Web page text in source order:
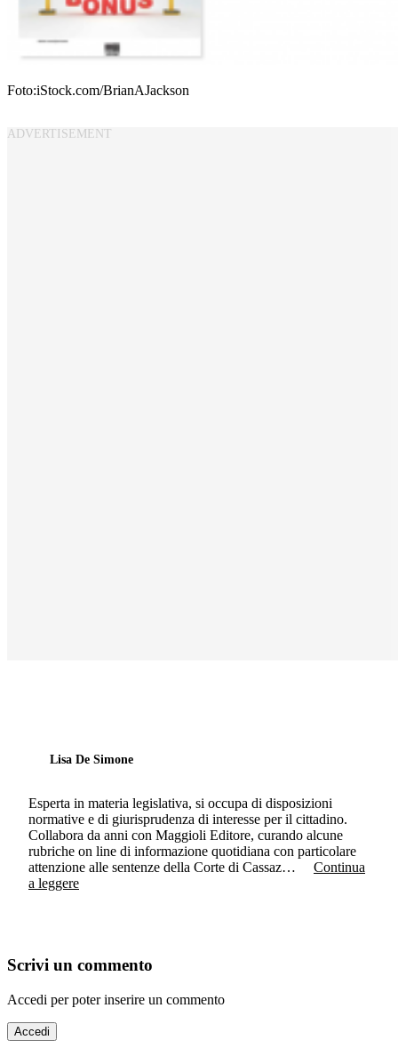
Foto:iStock.com/BrianAJackson
Lisa De Simone
Esperta in materia legislativa, si occupa di disposizioni
normative e di giurisprudenza di interesse per il cittadino.
Collabora da anni con Maggioli Editore, curando alcune
rubriche on line di informazione quotidiana con particolare
attenzione alle sentenze della Corte di Cassaz…
Continua
a leggere
Scrivi un commento
Accedi per poter inserire un commento
Accedi